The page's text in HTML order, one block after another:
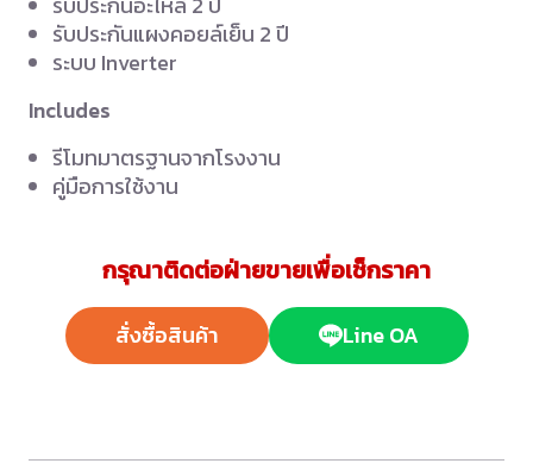
รับประกันแผงคอยล์เย็น 2 ปี
ระบบ Inverter
Includes
รีโมทมาตรฐานจากโรงงาน
คู่มือการใช้งาน
กรุณาติดต่อฝ่ายขายเพื่อเช็กราคา
สั่งซื้อสินค้า Line OA